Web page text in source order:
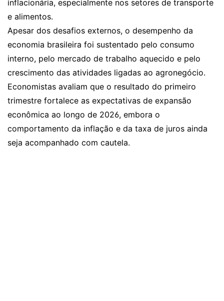
inflacionária, especialmente nos setores de transporte
e alimentos.
Apesar dos desafios externos, o desempenho da
economia brasileira foi sustentado pelo consumo
interno, pelo mercado de trabalho aquecido e pelo
crescimento das atividades ligadas ao agronegócio.
Economistas avaliam que o resultado do primeiro
trimestre fortalece as expectativas de expansão
econômica ao longo de 2026, embora o
comportamento da inflação e da taxa de juros ainda
seja acompanhado com cautela.